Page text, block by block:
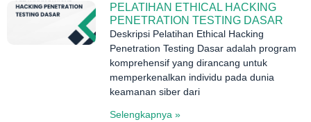
PELATIHAN ETHICAL HACKING
PENETRATION TESTING DASAR
Deskripsi Pelatihan Ethical Hacking
Penetration Testing Dasar adalah program
komprehensif yang dirancang untuk
memperkenalkan individu pada dunia
keamanan siber dari
Selengkapnya »